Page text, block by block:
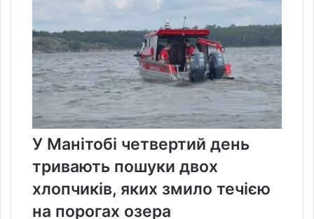
У Манітобі четвертий день
тривають пошуки двох
хлопчиків, яких змило течією
на порогах озера